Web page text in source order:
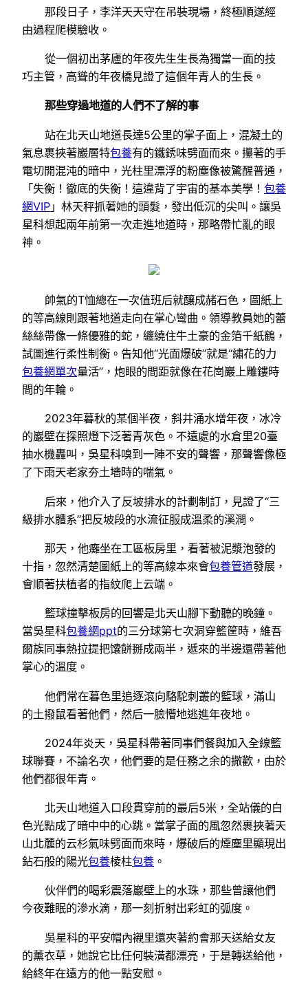
那段日子，李洋天天守在吊裝現場，終極順遂經
由過程爬模驗收。
從一個初出茅廬的年夜先生生長為獨當一面的技
巧主管，高聳的年夜橋見證了這個年青人的生長。
那些穿過地道的人們不了解的事
站在北天山地道長達5公里的掌子面上，混凝土的
氣息裹挾著巖層特包養有的鐵銹味劈面而來。攥著的手
電切開混沌的暗中，光柱里漂浮的粉塵像被驚醒普通，
「失衡！徹底的失衡！這違背了宇宙的基本美學！ 包養
網VIP 」林天秤抓著她的頭髮，發出低沉的尖叫。讓吳
星科想起兩年前第一次走進地道時，那略帶忙亂的眼
神。
帥氣的T恤總在一次值班后就釀成赭石色，圖紙上
的等高線則跟著地道走向在掌心彎曲。領導教員她的蕾
絲絲帶像一條優雅的蛇，纏繞住牛土豪的金箔千紙鶴，
試圖進行柔性制衡。告知他“光面爆破”就是“繡花的力
包養網單次量活”，炮眼的間距就像在花崗巖上雕鏤時
間的年輪。
2023年暮秋的某個半夜，斜井涌水增年夜，冰冷
的巖壁在探照燈下泛著青灰色。不遠處的水倉里20臺
抽水機轟叫，吳星科嗅到一陣不安的聲響，那聲響像極
了下雨天老家夯土墻時的喘氣。
后來，他介入了反坡排水的計劃制訂，見證了“三
級排水體系”把反坡段的水流征服成溫柔的溪澗。
那天，他癱坐在工區板房里，看著被泥漿泡發的
十指，忽然清楚圖紙上的等高線本來會包養管道發展，
會順著扶植者的指紋爬上云端。
籃球撞擊板房的回響是北天山腳下動聽的晚鐘。
當吳星科包養網ppt的三分球第七次洞穿籃筐時，維吾
爾族同事熱拉提把馕餅掰成兩半，遞來的半邊還帶著他
掌心的溫度。
他們常在暮色里追逐滾向駱駝刺叢的籃球，滿山
的土撥鼠看著他們，然后一臉懵地逃進年夜地。
2024年炎天，吳星科帶著同事們餐與加入全線籃
球聯賽，不論名次，他們要的是任務之余的撒歡，由於
他們都很年青。
北天山地道入口段貫穿前的最后5米，全站儀的白
色光點成了暗中中的心跳。當掌子面的風忽然裹挾著天
山北麓的云杉氣味劈面而來時，爆破后的煙塵里顯現出
鉆石般的陽光包養棱柱包養 。
伙伴們的喝彩震落巖壁上的水珠，那些曾讓他們
今夜難眠的滲水滴，那一刻折射出彩虹的弧度。
吳星科的平安帽內襯里還夾著約會那天送給女友
的薰衣草，她說它比任何裝潢都漂亮，于是轉送給他，
給終年在遠方的他一點安慰。